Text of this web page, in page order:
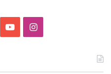
YouTubeInstagram